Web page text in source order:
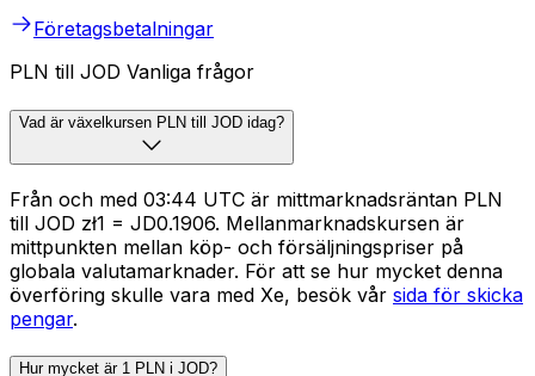
Företagsbetalningar
PLN till JOD Vanliga frågor
Vad är växelkursen PLN till JOD idag?
Från och med 03:44 UTC är mittmarknadsräntan PLN
till JOD zł1 = JD0.1906. Mellanmarknadskursen är
mittpunkten mellan köp- och försäljningspriser på
globala valutamarknader. För att se hur mycket denna
överföring skulle vara med Xe, besök vår sida för skicka
pengar.
Hur mycket är 1 PLN i JOD?